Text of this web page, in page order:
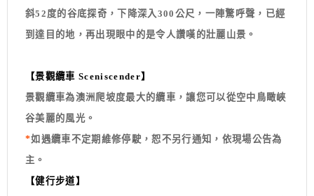
斜52度的谷底探奇，下降深入300公尺，一陣驚呼聲，已經
到達目的地，再出現眼中的是令人讚嘆的壯麗山景。
【景觀纜車 Sceniscender】
景觀纜車為澳洲爬坡度最大的纜車，讓您可以從空中鳥瞰峽
谷美麗的風光。
*如遇纜車不定期維修停駛，恕不另行通知，依現場公告為
主 。
【健行步道】